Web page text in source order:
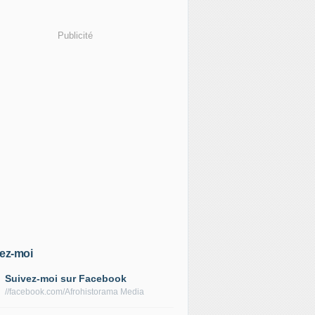
Publicité
moi
Suivez-moi sur Facebook
//facebook.com/Afrohistorama Media